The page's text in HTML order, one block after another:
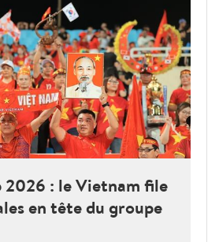
2026 : le Vietnam file
en tête du groupe